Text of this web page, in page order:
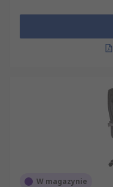
W magazynie